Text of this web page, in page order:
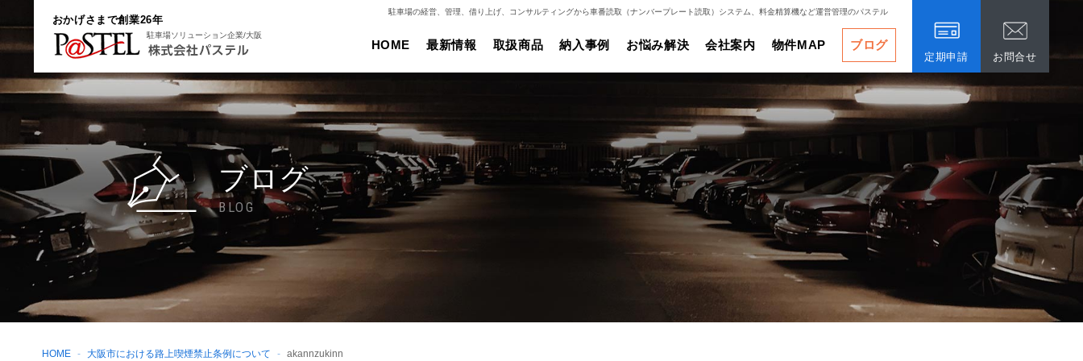
おかげさまで創業26年
駐車場ソリューション企業/大阪
駐車場の経営、管理、借り上げ、コンサルティングから車番読取（ナンバープレート読取）システム、料金精算機など運営管理のパステル
HOME 最新情報 取扱商品 納入事例 お悩み解決 会社案内 物件MAP ブログ
定期申請 お問合せ
ブログ
BLOG
HOME 大阪市における路上喫煙禁止条例について akannzukinn